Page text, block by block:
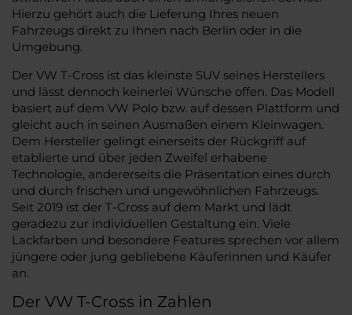
Hierzu gehört auch die Lieferung Ihres neuen
Fahrzeugs direkt zu Ihnen nach Berlin oder in die
Umgebung.
Der VW T-Cross ist das kleinste SUV seines Herstellers
und lässt dennoch keinerlei Wünsche offen. Das Modell
basiert auf dem VW Polo bzw. auf dessen Plattform und
gleicht auch in seinen Ausmaßen einem Kleinwagen.
Dem Hersteller gelingt einerseits der Rückgriff auf
etablierte und über jeden Zweifel erhabene
Technologie, andererseits die Präsentation eines durch
und durch frischen und ungewöhnlichen Fahrzeugs.
Seit 2019 ist der T-Cross auf dem Markt und lädt
geradezu zur individuellen Gestaltung ein. Viele
Lackfarben und besondere Features sprechen vor allem
jüngere oder jung gebliebene Käuferinnen und Käufer
an.
Der VW T-Cross in Zahlen